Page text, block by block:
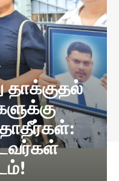
தாக்குதல்